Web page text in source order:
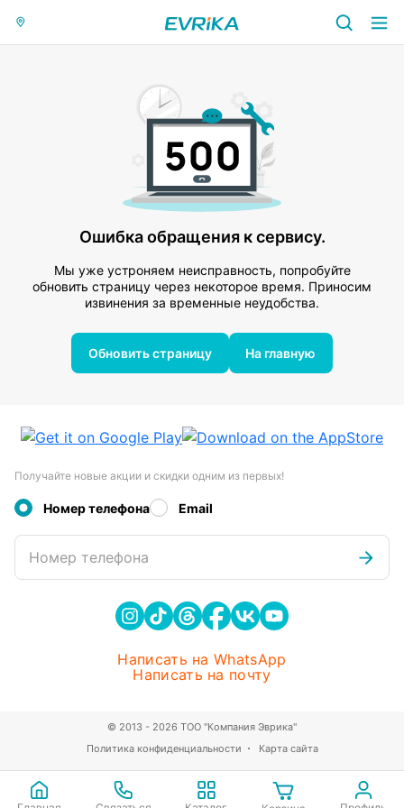
Ошибка обращения к сервису.
Мы уже устроняем неисправность, попробуйте
обновить страницу через некоторое время. Приносим
извинения за временные неудобства.
Обновить страницу На главную
Получайте новые акции и скидки одним из первых!
Номер телефона Email
Номер телефона
Написать на WhatsApp
Написать на почту
Политика конфиденциальности Карта сайта
© 2013 - 2026 ТОО "Компания Эврика"